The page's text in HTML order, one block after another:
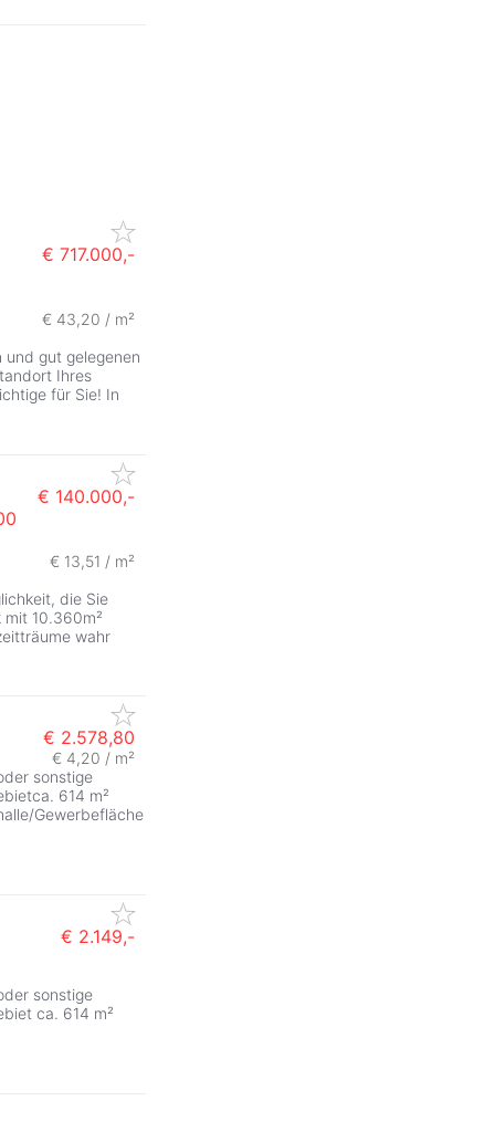
€ 717.000,-
€ 43,20 / m²
gut gelegenen
Ihres
für Sie! In
€ 140.000,-
€ 13,51 / m²
die Sie
10.360m²
wahr
€ 2.578,80
€ 4,20 / m²
sonstige
614 m²
Gewerbefläche
€ 2.149,-
sonstige
ca. 614 m²